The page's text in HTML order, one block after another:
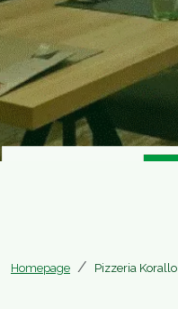
Homepage Pizzeria Korallo